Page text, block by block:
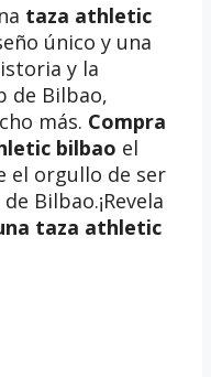
taza athletic
único y una
y la
de Bilbao,
más. Compra
bilbao el
el orgullo de ser
Bilbao.¡Revela
taza athletic